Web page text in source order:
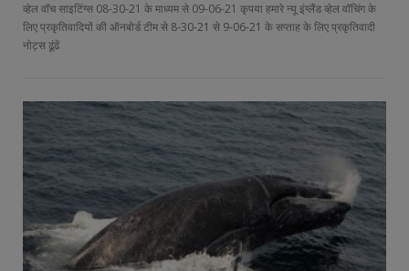
व्हेल वॉच साइटिंग्स 08-30-21 के माध्यम से 09-06-21 कृपया हमारे न्यू इंग्लैंड व्हेल वॉचिंग के
लिए प्रकृतिवादियों की ऑनबोर्ड टीम से 8-30-21 से 9-06-21 के सप्ताह के लिए प्रकृतिवादी
नोट्स ढूंढें